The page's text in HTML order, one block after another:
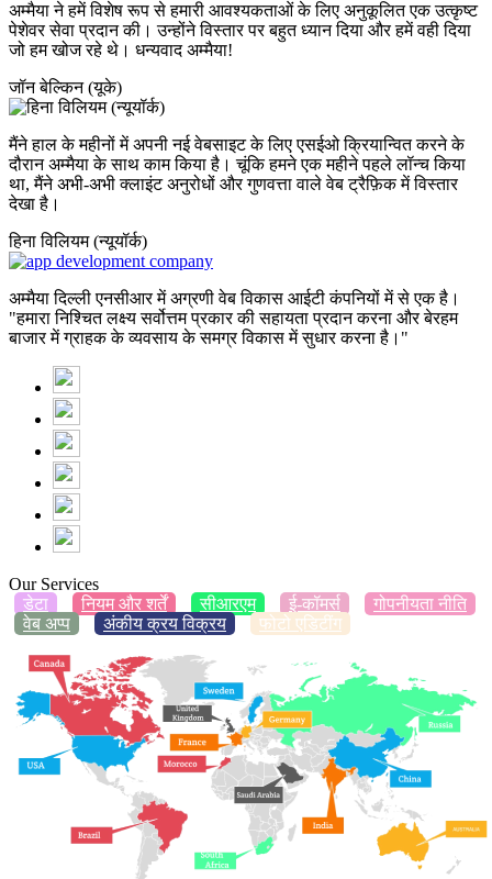
अम्मैया ने हमें विशेष रूप से हमारी आवश्यकताओं के लिए अनुकूलित एक उत्कृष्ट
पेशेवर सेवा प्रदान की। उन्होंने विस्तार पर बहुत ध्यान दिया और हमें वही दिया
जो हम खोज रहे थे। धन्यवाद अम्मैया!
जॉन बेल्किन (यूके)
मैंने हाल के महीनों में अपनी नई वेबसाइट के लिए एसईओ क्रियान्वित करने के
दौरान अम्मैया के साथ काम किया है। चूंकि हमने एक महीने पहले लॉन्च किया
था, मैंने अभी-अभी क्लाइंट अनुरोधों और गुणवत्ता वाले वेब ट्रैफ़िक में विस्तार
देखा है।
हिना विलियम (न्यूयॉर्क)
अम्मैया दिल्ली एनसीआर में अग्रणी वेब विकास आईटी कंपनियों में से एक है।
"हमारा निश्चित लक्ष्य सर्वोत्तम प्रकार की सहायता प्रदान करना और बेरहम
बाजार में ग्राहक के व्यवसाय के समग्र विकास में सुधार करना है।"
Our Services
डेटा
नियम और शर्तें सीआरएम ई-कॉमर्स
गोपनीयता नीति
वेब अप्प
अंकीय क्रय विक्रय फोटो एडिटींग